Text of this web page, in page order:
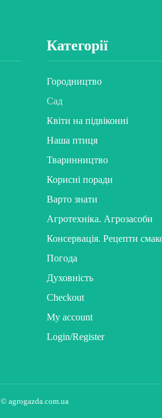
Категорії
Городництво
Сад
Квіти на підвіконні
Наша птиця
Тваринництво
Корисні поради
Варто знати
Агротехніка. Агрозасоби
Консервація. Рецепти
Погода
Духовність
Checkout
My account
Login/Register
© agrogazda.com.ua